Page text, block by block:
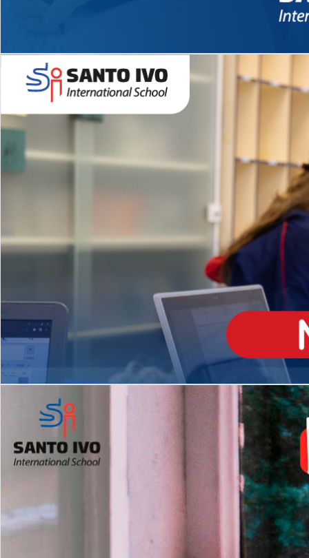
Novidades 2026 High School
Matrículas Abertas 2026
EDUCAÇÃO INFANTIL
Inglês todos os dias
MÉDIO
igh School
Dupla Diplomação
2º AO 5º ANO FUNDAMENTAL
es
Com imersão Bilingue - Anos
Finais